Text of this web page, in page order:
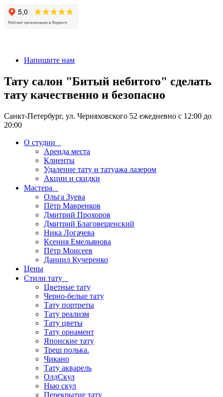
Напишите нам
Тату салон "Битый небитого" сделать
тату качественно и безопасно
Санкт-Петербург, ул. Черняховского 52 ежедневно с 12:00 до
20:00
О студии
Аренда места
Клиенты
Удаление тату и татуажа лазером
Акции и скидки
Мастера
Ольга Зуева
Пётр Мавренков
Дмитрий Прохоров
Дмитрий Благовещенский
Ника Логачева
Ксения Емельянова
Пётр Моисеев
Даниил Кучеренко
Цены
Стили тату
Цветные тату
Черно-белые тату
Тату портреты
Тату реализм
Тату цветы
Тату орнамент
Японские тату
Треш полька.
Чикано
Тату акварель
ОлдСкул
Нью скул
Перекрытие тату